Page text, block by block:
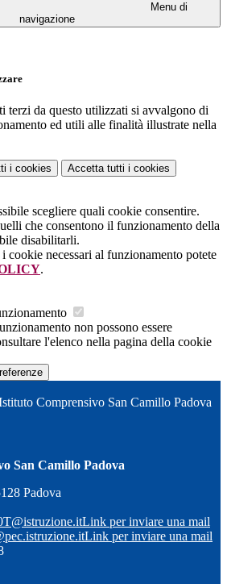
Menu di
navigazione
terzi da questo utilizzati si avvalgono di
ed utili alle finalità illustrate nella
i cookies Accetta tutti i cookies
scegliere quali cookie consentire.
che consentono il funzionamento della
disabilitarli.
cookie necessari al funzionamento potete
.
non possono essere
l'elenco nella pagina della cookie
Comprensivo San Camillo Padova
San Camillo Padova
Padova
Link per inviare una mail
Link per inviare una mail